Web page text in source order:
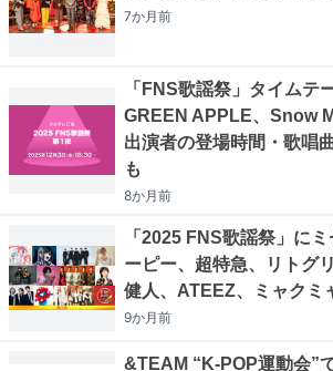
7か月前
「FNS歌謡祭」タイムテ
GREEN APPLE、Snow
出演者の登場時間・歌唱
も
8か月前
「2025 FNS歌謡祭」に
ーピー、超特急、リトグ
健人、ATEEZ、ミャクミ
9か月前
&TEAM “K-POP運動会”